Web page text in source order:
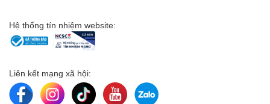
Hệ thống tín nhiệm website:
Liên kết mạng xã hội: